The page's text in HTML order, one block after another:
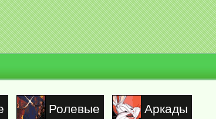
Ролевые Аркады